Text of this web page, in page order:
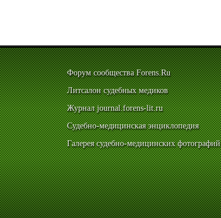
Форум сообщества Forens.Ru
Литсалон судебных медиков
Журнал journal.forens-lit.ru
Судебно-медицинская энциклопедия
Галерея судебно-медицинских фотографий